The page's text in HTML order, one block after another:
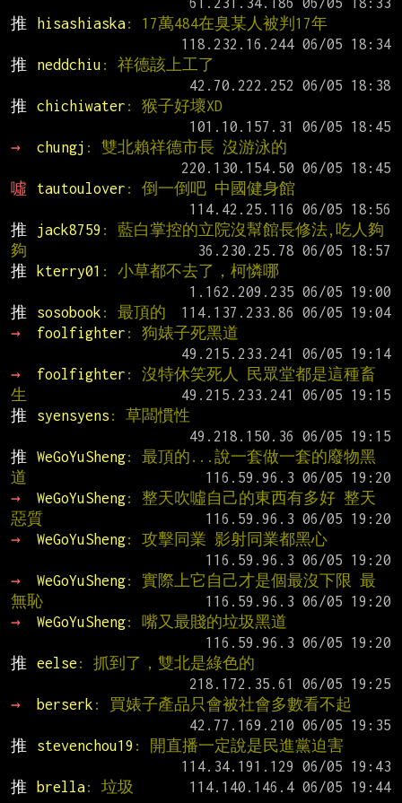
推
hisashiaska: 17萬484在臭某人被判17年
推
neddchiu : 祥德該上工了
推
chichiwater : 猴子好壞XD
→
chungj : 雙北賴祥德市長 沒游泳的
噓
tautoulover : 倒一倒吧 中國健身館
推
jack8759 : 藍白掌控的立院沒幫館長修法,吃人夠
夠
推
kterry01 : 小草都不去了，柯憐哪
推
sosobook : 最頂的
→
foolfighter : 狗婊子死黑道
→
foolfighter : 沒特休笑死人 民眾堂都是這種畜
生
推
syensyens : 草闆慣性
推
WeGoYuSheng: 最頂的...說一套做一套的廢物黑
道
→
WeGoYuSheng: 整天吹噓自己的東西有多好 整天
惡質
→
WeGoYuSheng: 攻擊同業 影射同業都黑心
→
WeGoYuSheng: 實際上它自己才是個最沒下限 最
無恥
→
WeGoYuSheng: 嘴又最賤的垃圾黑道
推
eelse : 抓到了，雙北是綠色的
→
berserk : 買婊子產品只會被社會多數看不起
推
stevenchou19 : 開直播一定說是民進黨迫害
推
brella: 垃圾